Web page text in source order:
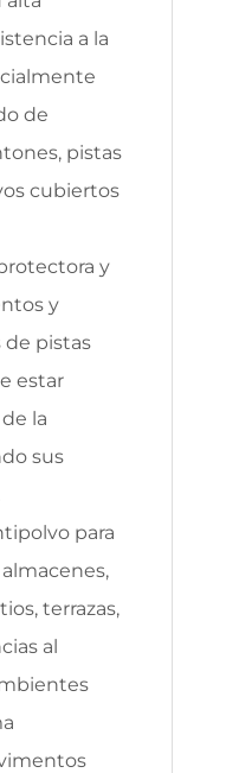
a la
de
pistas
cubiertos
y
y
de pistas
estar
la
sus
para
terrazas,
al